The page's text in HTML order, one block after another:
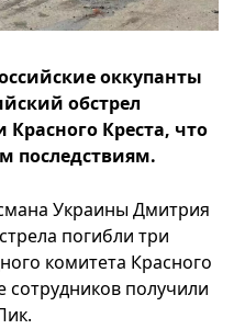
оккупанты
обстрел
Креста, что
последствиям.
Украины Дмитрия
погибли три
комитета Красного
получили